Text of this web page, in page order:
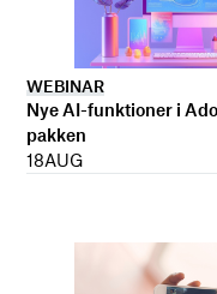
WEBINAR
Nye AI-funktioner i
pakken
18AUG